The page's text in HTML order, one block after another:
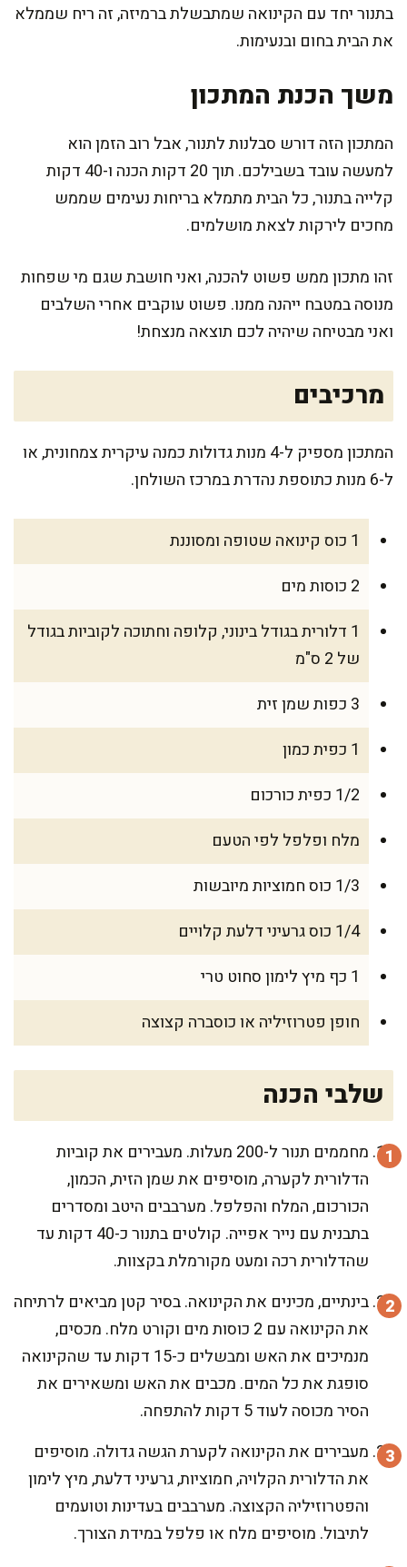
בתנור יחד עם הקינואה שמתבשלת ברמיזה, זה ריח שממלא
את הבית בחום ובנעימות.
משך הכנת המתכון
המתכון הזה דורש סבלנות לתנור, אבל רוב הזמן הוא
למעשה עובד בשבילכם. תוך 20 דקות הכנה ו-40 דקות
קלייה בתנור, כל הבית מתמלא בריחות נעימים שממש
מחכים לירקות לצאת מושלמים.
זהו מתכון ממש פשוט להכנה, ואני חושבת שגם מי שפחות
מנוסה במטבח ייהנה ממנו. פשוט עוקבים אחרי השלבים
ואני מבטיחה שיהיה לכם תוצאה מנצחת!
מרכיבים
המתכון מספיק ל-4 מנות גדולות כמנה עיקרית צמחונית, או
ל-6 מנות כתוספת נהדרת במרכז השולחן.
1 כוס קינואה שטופה ומסוננת
2 כוסות מים
1 דלורית בגודל בינוני, קלופה וחתוכה לקוביות בגודל
של 2 ס"מ
3 כפות שמן זית
1 כפית כמון
1/2 כפית כורכום
מלח ופלפל לפי הטעם
1/3 כוס חמוציות מיובשות
1/4 כוס גרעיני דלעת קלויים
1 כף מיץ לימון סחוט טרי
חופן פטרוזיליה או כוסברה קצוצה
שלבי הכנה
מחממים תנור ל-200 מעלות. מעבירים את קוביות
הדלורית לקערה, מוסיפים את שמן הזית, הכמון,
הכורכום, המלח והפלפל. מערבבים היטב ומסדרים
בתבנית עם נייר אפייה. קולטים בתנור כ-40 דקות עד
שהדלורית רכה ומעט מקורמלת בקצוות.
בינתיים, מכינים את הקינואה. בסיר קטן מביאים לרתיחה
את הקינואה עם 2 כוסות מים וקורט מלח. מכסים,
מנמיכים את האש ומבשלים כ-15 דקות עד שהקינואה
סופגת את כל המים. מכבים את האש ומשאירים את
הסיר מכוסה לעוד 5 דקות להתפחה.
מעבירים את הקינואה לקערת הגשה גדולה. מוסיפים
את הדלורית הקלויה, חמוציות, גרעיני דלעת, מיץ לימון
והפטרוזיליה הקצוצה. מערבבים בעדינות וטועמים
לתיבול. מוסיפים מלח או פלפל במידת הצורך.